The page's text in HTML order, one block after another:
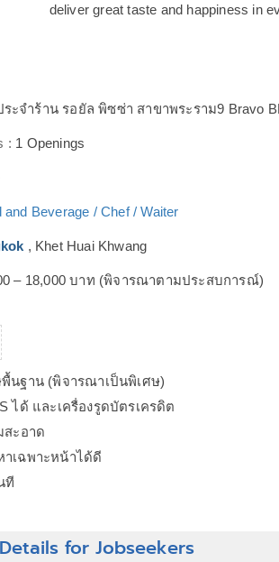
deliver great taste and happiness in
ะจำร้าน รอยัล พิซซ่า สาขาพระราม9 Bravo
: 1 Openings
and Beverage / Chef / Waiter
, Khet Huai Khwang
– 18,000 บาท (พิจารณาตามประสบการณ์)
นฐาน (พิจารณาเป็นพิเศษ)
ได้ และเครื่องรูดบัตรเครดิต
ะอาด
เฉพาะหน้าได้ดี
ที
for Jobseekers